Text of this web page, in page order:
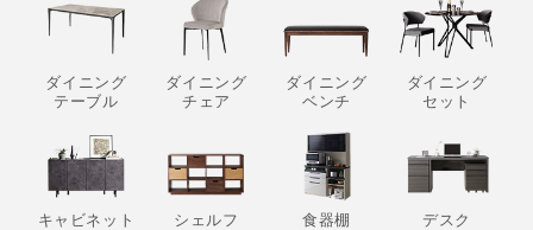
ダイニング
テーブル
ダイニング
チェア
ダイニング
ベンチ
ダイニング
セット
キャビネット シェルフ 食器棚 デスク